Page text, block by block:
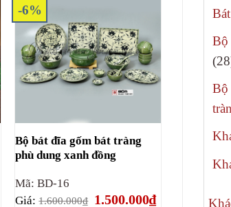
Bộ
28
Bộ
-6%
Bộ bát đĩa gốm bát tràng
phù dung xanh đồng
Mã: BD-16
Giá:1.600.000₫ Giá
1.500.000₫Giá